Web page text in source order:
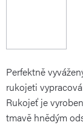
Perfektně
rukojeti
Rukojeť je
tmavě hnědým